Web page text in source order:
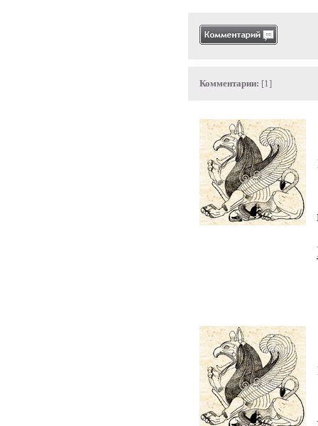
Комментарии: [1]